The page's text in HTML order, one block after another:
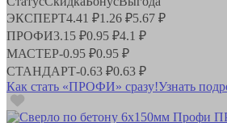
ЭКСПЕРТ4.41 ₽1.26 ₽5.67 ₽
ПРОФИ3.15 ₽0.95 ₽4.1 ₽
МАСТЕР-0.95 ₽0.95 ₽
СТАНДАРТ-0.63 ₽0.63 ₽
Как стать «ПРОФИ» сразу!Узнать